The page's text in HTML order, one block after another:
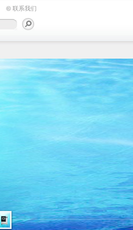
联系我们